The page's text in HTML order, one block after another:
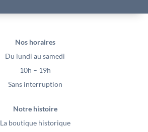
Nos horaires
Du lundi au samedi
10h – 19h
Sans interruption
Notre histoire
La boutique historique